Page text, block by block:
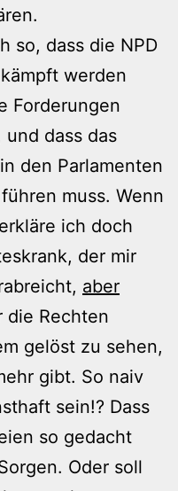
so, dass die NPD
werden
Forderungen
dass das
den Parlamenten
muss. Wenn
ich doch
der mir
aber
die Rechten
gelöst zu sehen,
gibt. So naiv
sein!? Dass
so gedacht
Oder soll